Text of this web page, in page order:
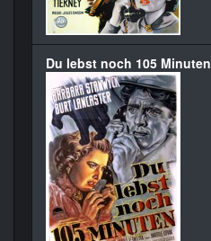
Du lebst noch 105 Minuten